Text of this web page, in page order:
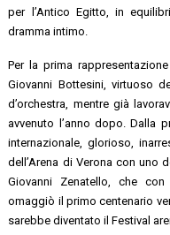
per l’Antico Egitto, in
dramma intimo.
Per la prima
Giovanni Bottesini, virtuoso
d’orchestra, mentre già
avvenuto l’anno dopo. Dalla
internazionale, glorioso,
dell’Arena di Verona con uno
Giovanni Zenatello, che
omaggiò il primo centenario
sarebbe diventato il Festival